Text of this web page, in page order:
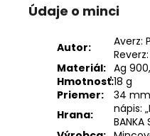
Údaje o minci
Autor:
Averz:
Materiál: Ag
Hmotnosť:18 g
Priemer:
34 mm
Hrana:
nápis:
BANKA